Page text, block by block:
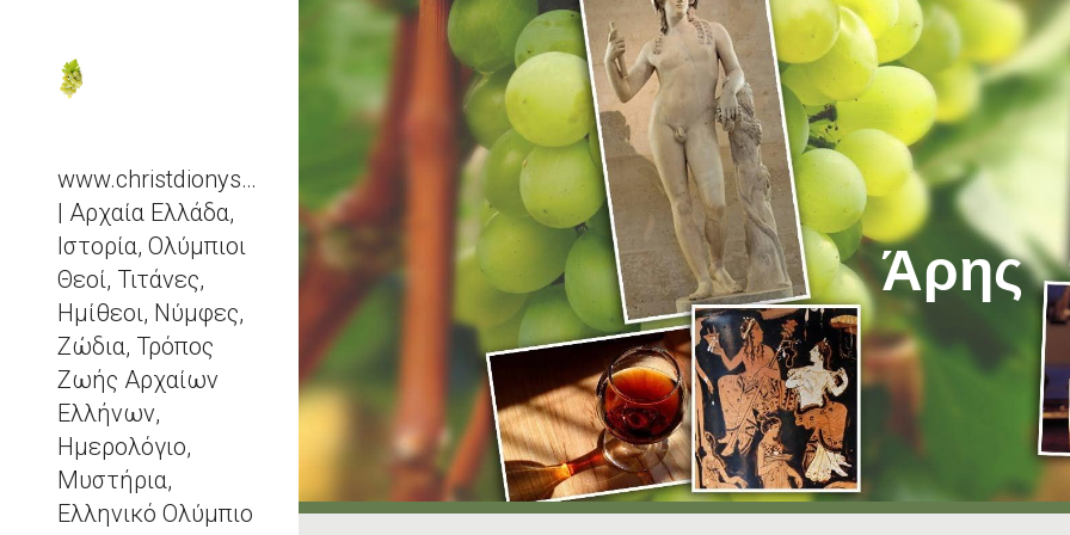
Skip to main content Skip to
www.christdionysos.com
| Αρχαία Ελλάδα,
Ιστορία, Ολύμπιοι
Θεοί, Τιτάνες,
Ημίθεοι, Νύμφες,
Ζώδια, Τρόπος
Ζωής Αρχαίων
Ελλήνων,
Ημερολόγιο,
Μυστήρια,
Ελληνικό Ολύμπιο
Άρης